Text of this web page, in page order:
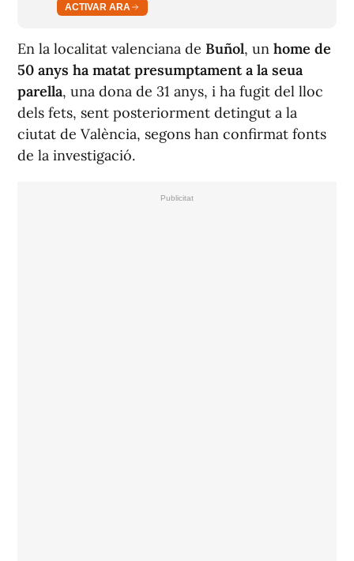
ACTIVAR ARA
En la localitat valenciana de Buñol, un home de
50 anys ha matat presumptament a la seua
parella, una dona de 31 anys, i ha fugit del lloc
dels fets, sent posteriorment detingut a la
ciutat de València, segons han confirmat fonts
de la investigació.